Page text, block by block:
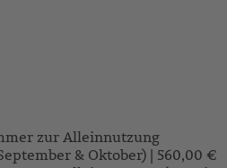
zur Alleinnutzung
& Oktober) | 560,00 €